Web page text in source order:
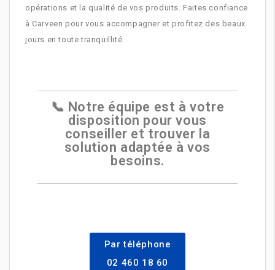
opérations et la qualité de vos produits. Faites confiance
à Carveen pour vous accompagner et profitez des beaux
jours en toute tranquillité.
📞 Notre équipe est à votre
disposition pour vous
conseiller et trouver la
solution adaptée à vos
besoins.
Par téléphone
02 460 18 60